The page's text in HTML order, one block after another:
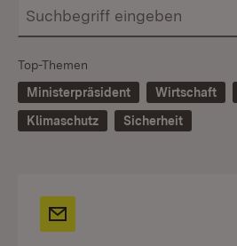
Top-Themen
Ministerpräsident
Wirtschaft
Klimaschutz
Sicherheit